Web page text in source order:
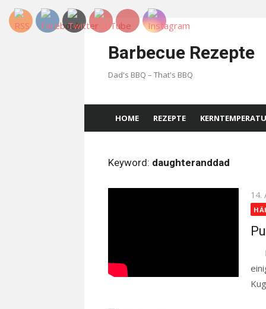
Skip
Barbecue Rezepte
Dad's BBQ – That's BBQ
HOME REZEPTE
Keyword: daughteranddad
on
14.